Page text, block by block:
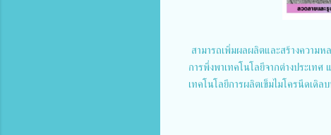
สามารถเพิ่มผลผลิตและสร้างความ
การพึ่งพาเทคโนโลยีจากต่างประเท
เทคโนโลยีการผลิตเข็มไมโครนีดเดิ